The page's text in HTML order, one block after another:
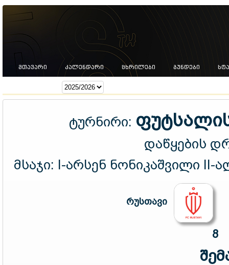
ᲛᲗᲐᲕᲐᲠᲘ ᲙᲐᲚᲔᲜᲓᲐᲠᲘ ᲪᲮᲠᲘᲚᲔᲑᲘ ᲒᲣᲜᲓᲔᲑᲘ
ტურნირი:
დაწყების
მსაჯი: I-არსენ ნონიკაშვილი
რუსთავი
8